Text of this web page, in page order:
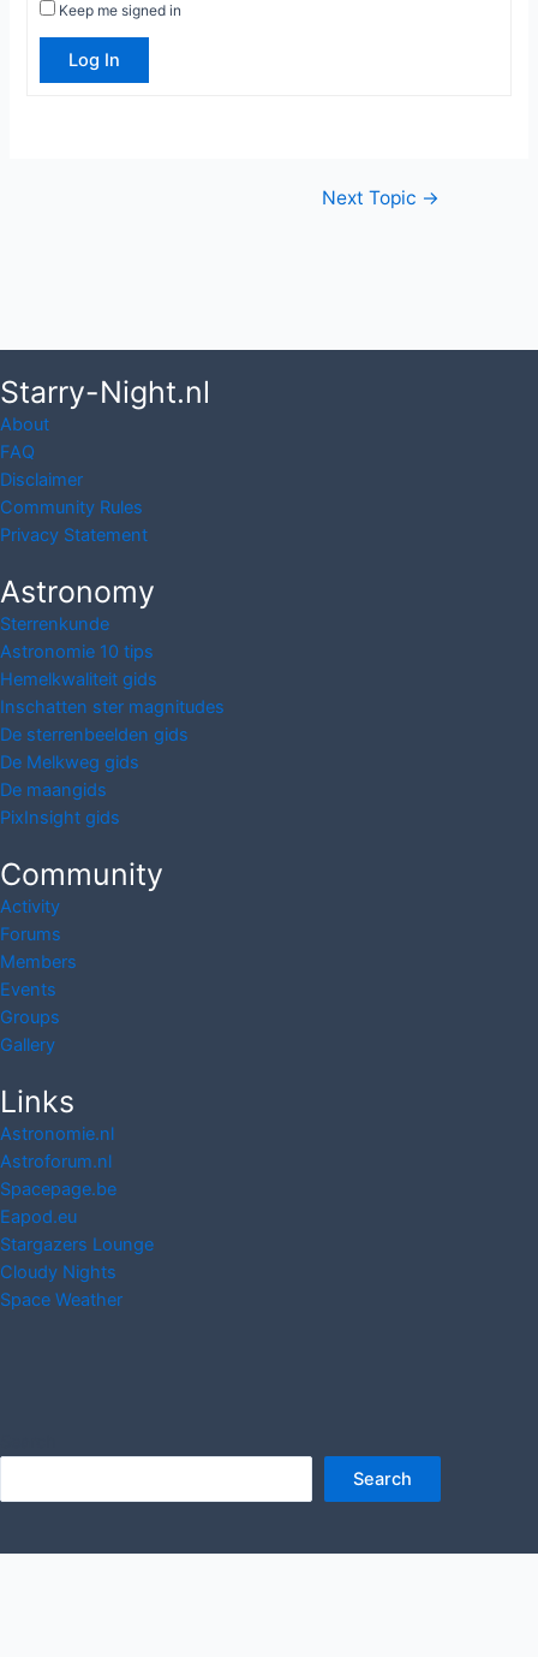
Keep me signed in
Log In
Next Topic →
Starry-Night.nl
About
FAQ
Disclaimer
Community Rules
Privacy Statement
Astronomy
Sterrenkunde
Astronomie 10 tips
Hemelkwaliteit gids
Inschatten ster magnitudes
De sterrenbeelden gids
De Melkweg gids
De maangids
PixInsight gids
Community
Activity
Forums
Members
Events
Groups
Gallery
Links
Astronomie.nl
Astroforum.nl
Spacepage.be
Eapod.eu
Stargazers Lounge
Cloudy Nights
Space Weather
Search